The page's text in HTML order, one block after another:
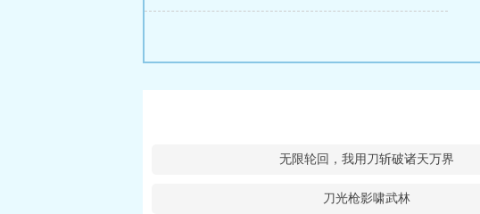
无限轮回，我用刀斩破诸天万界
刀光枪影啸武林